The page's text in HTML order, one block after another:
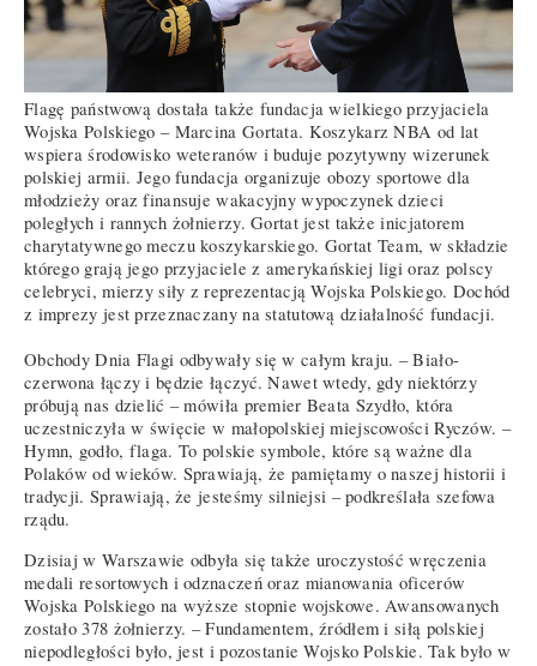
Flagę państwową dostała także fundacja wielkiego przyjaciela
Wojska Polskiego – Marcina Gortata. Koszykarz NBA od lat
wspiera środowisko weteranów i buduje pozytywny wizerunek
polskiej armii. Jego fundacja organizuje obozy sportowe dla
młodzieży oraz finansuje wakacyjny wypoczynek dzieci
poległych i rannych żołnierzy. Gortat jest także inicjatorem
charytatywnego meczu koszykarskiego. Gortat Team, w składzie
którego grają jego przyjaciele z amerykańskiej ligi oraz polscy
celebryci, mierzy siły z reprezentacją Wojska Polskiego. Dochód
z imprezy jest przeznaczany na statutową działalność fundacji.
Obchody Dnia Flagi odbywały się w całym kraju. – Biało-
czerwona łączy i będzie łączyć. Nawet wtedy, gdy niektórzy
próbują nas dzielić – mówiła premier Beata Szydło, która
uczestniczyła w święcie w małopolskiej miejscowości Ryczów. –
Hymn, godło, flaga. To polskie symbole, które są ważne dla
Polaków od wieków. Sprawiają, że pamiętamy o naszej historii i
tradycji. Sprawiają, że jesteśmy silniejsi – podkreślała szefowa
rządu.
Dzisiaj w Warszawie odbyła się także uroczystość wręczenia
medali resortowych i odznaczeń oraz mianowania oficerów
Wojska Polskiego na wyższe stopnie wojskowe. Awansowanych
zostało 378 żołnierzy. – Fundamentem, źródłem i siłą polskiej
niepodległości było, jest i pozostanie Wojsko Polskie. Tak było w